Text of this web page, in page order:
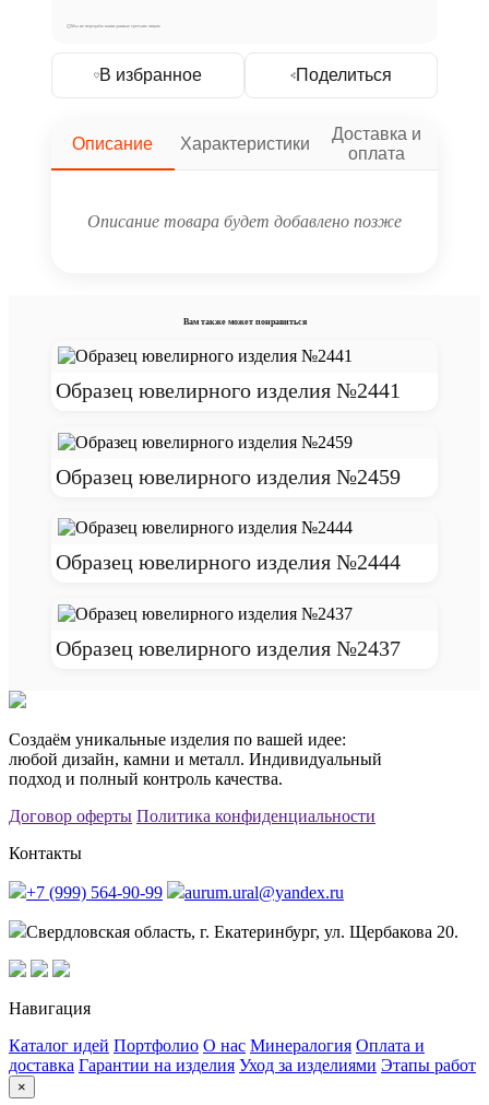
Мы не передаём ваши данные третьим лицам
В избранное Поделиться
Описание Характеристики
Доставка и
оплата
Описание товара будет добавлено позже
Вам также может понравиться
Образец ювелирного изделия №2441
Образец ювелирного изделия №2459
Образец ювелирного изделия №2444
Образец ювелирного изделия №2437
Создаём уникальные изделия по вашей идее:
любой дизайн, камни и металл. Индивидуальный
подход и полный контроль качества.
Договор оферты Политика конфиденциальности
Контакты
+7 (999) 564-90-99 aurum.ural@yandex.ru
Свердловская область, г. Екатеринбург, ул. Щербакова 20.
Навигация
Каталог идей Портфолио О нас Минералогия Оплата и
доставка Гарантии на изделия Уход за изделиями Этапы работ
×